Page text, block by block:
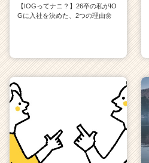
【IOGってナニ？】26卒の私がIO
Gに入社を決めた、2つの理由🌼